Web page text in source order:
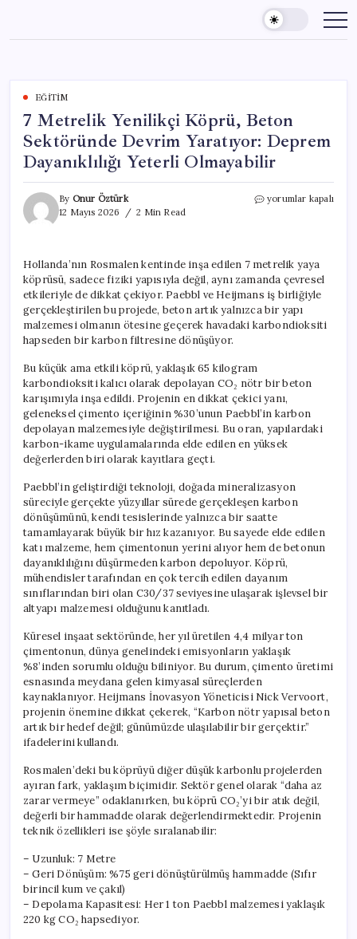
content
EĞITIM
7 Metrelik Yenilikçi Köprü, Beton
Sektöründe Devrim Yaratıyor: Deprem
Dayanıklılığı Yeterli Olmayabilir
By Onur Öztürk
12 Mayıs 2026
2 Min Read
7
Sektöründe
Devrim
Yaratıyor:
Deprem
Dayanıklılığı
yorumlar kapalı
Hollanda’nın Rosmalen kentinde inşa edilen 7 metrelik yaya
köprüsü, sadece fiziki yapısıyla değil, aynı zamanda çevresel
etkileriyle de dikkat çekiyor. Paebbl ve Heijmans iş birliğiyle
gerçekleştirilen bu projede, beton artık yalnızca bir yapı
malzemesi olmanın ötesine geçerek havadaki karbondioksiti
hapseden bir karbon filtresine dönüşüyor.
Bu küçük ama etkili köprü, yaklaşık 65 kilogram
karbondioksiti kalıcı olarak depolayan CO₂ nötr bir beton
karışımıyla inşa edildi. Projenin en dikkat çekici yanı,
geleneksel çimento içeriğinin %30’unun Paebbl’in karbon
depolayan malzemesiyle değiştirilmesi. Bu oran, yapılardaki
karbon-ikame uygulamalarında elde edilen en yüksek
değerlerden biri olarak kayıtlara geçti.
Paebbl’in geliştirdiği teknoloji, doğada mineralizasyon
süreciyle gerçekte yüzyıllar sürede gerçekleşen karbon
dönüşümünü, kendi tesislerinde yalnızca bir saatte
tamamlayarak büyük bir hız kazanıyor. Bu sayede elde edilen
katı malzeme, hem çimentonun yerini alıyor hem de betonun
dayanıklılığını düşürmeden karbon depoluyor. Köprü,
mühendisler tarafından en çok tercih edilen dayanım
sınıflarından biri olan C30/37 seviyesine ulaşarak işlevsel bir
altyapı malzemesi olduğunu kanıtladı.
Küresel inşaat sektöründe, her yıl üretilen 4,4 milyar ton
çimentonun, dünya genelindeki emisyonların yaklaşık
%8’inden sorumlu olduğu biliniyor. Bu durum, çimento üretimi
esnasında meydana gelen kimyasal süreçlerden
kaynaklanıyor. Heijmans İnovasyon Yöneticisi Nick Vervoort,
projenin önemine dikkat çekerek, “Karbon nötr yapısal beton
artık bir hedef değil; günümüzde ulaşılabilir bir gerçektir.”
ifadelerini kullandı.
Rosmalen’deki bu köprüyü diğer düşük karbonlu projelerden
ayıran fark, yaklaşım biçimidir. Sektör genel olarak “daha az
zarar vermeye” odaklanırken, bu köprü CO₂’yi bir atık değil,
değerli bir hammadde olarak değerlendirmektedir. Projenin
teknik özellikleri ise şöyle sıralanabilir:
– Uzunluk: 7 Metre
– Geri Dönüşüm: %75 geri dönüştürülmüş hammadde (Sıfır
birincil kum ve çakıl)
– Depolama Kapasitesi: Her 1 ton Paebbl malzemesi yaklaşık
220 kg CO₂ hapsediyor.